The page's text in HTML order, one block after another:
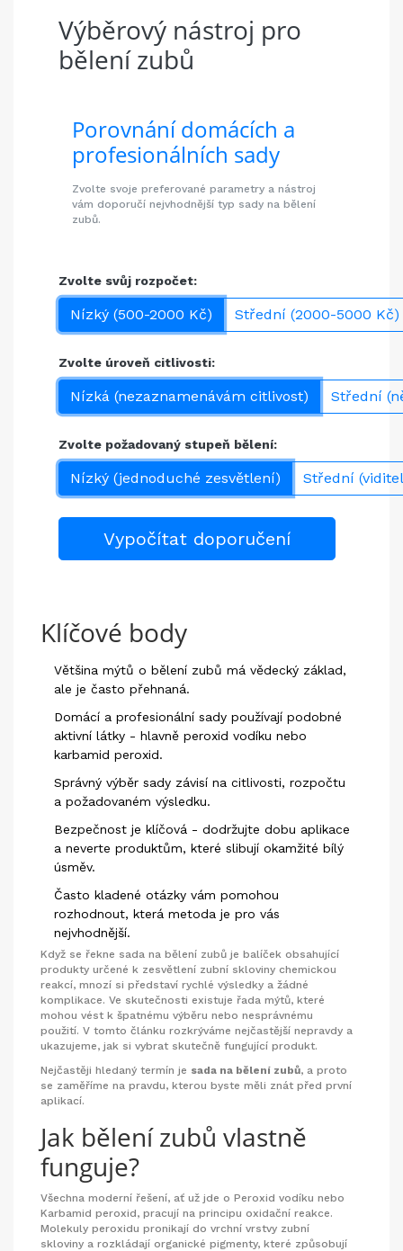
Výběrový nástroj pro
bělení zubů
Porovnání domácích a
profesionálních sady
Zvolte svoje preferované parametry a nástroj
vám doporučí nejvhodnější typ sady na bělení
zubů.
Zvolte svůj rozpočet:
Nízký (500-2000 Kč) Střední (2000-5000 Kč)
Zvolte úroveň citlivosti:
Nízká (nezaznamenávám citlivost) Střední
Zvolte požadovaný stupeň bělení:
Nízký (jednoduché zesvětlení) Střední
Vypočítat doporučení
Klíčové body
Většina mýtů o bělení zubů má vědecký základ,
ale je často přehnaná.
Domácí a profesionální sady používají podobné
aktivní látky - hlavně peroxid vodíku nebo
karbamid peroxid.
Správný výběr sady závisí na citlivosti, rozpočtu
a požadovaném výsledku.
Bezpečnost je klíčová - dodržujte dobu aplikace
a neverte produktům, které slibují okamžité bílý
úsměv.
Často kladené otázky vám pomohou
rozhodnout, která metoda je pro vás
nejvhodnější.
Když se řekne sada na bělení zubů je balíček obsahující
produkty určené k zesvětlení zubní skloviny chemickou
reakcí, mnozí si představí rychlé výsledky a žádné
komplikace. Ve skutečnosti existuje řada mýtů, které
mohou vést k špatnému výběru nebo nesprávnému
použití. V tomto článku rozkrýváme nejčastější nepravdy a
ukazujeme, jak si vybrat skutečně fungující produkt.
Nejčastěji hledaný termín je sada na bělení zubů, a proto
se zaměříme na pravdu, kterou byste měli znát před první
aplikací.
Jak bělení zubů vlastně
funguje?
Všechna moderní řešení, ať už jde o Peroxid vodíku nebo
Karbamid peroxid, pracují na principu oxidační reakce.
Molekuly peroxidu pronikají do vrchní vrstvy zubní
skloviny a rozkládají organické pigmenty, které způsobují